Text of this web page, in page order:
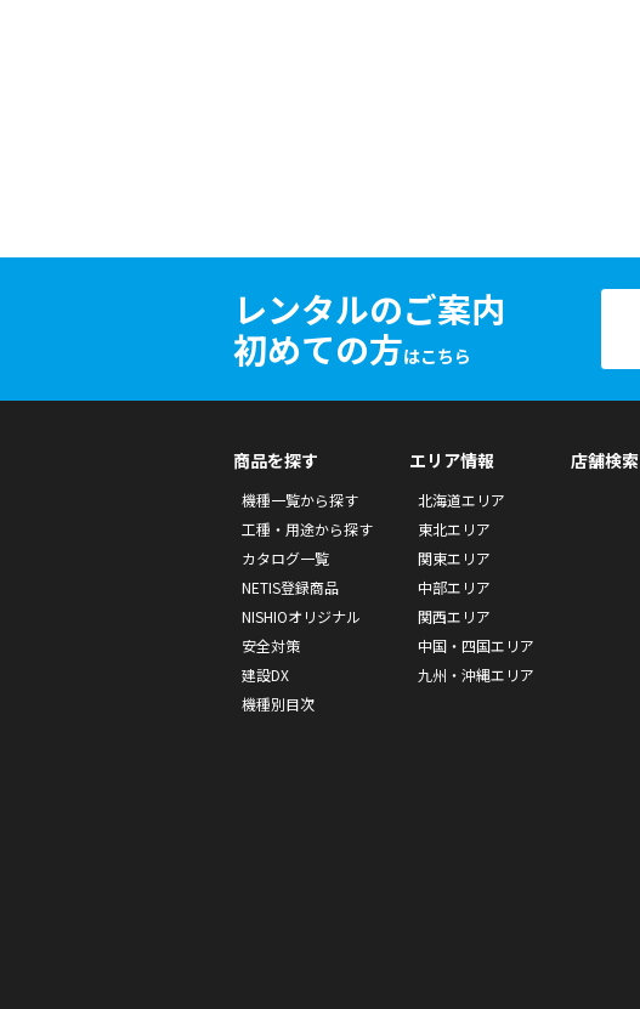
レンタルのご案内
初めての方はこちら
商品を探す
機種一覧から探す
工種・用途から探す
カタログ一覧
NETIS登録商品
NISHIOオリジナル
安全対策
建設DX
機種別目次
エリア情報
北海道エリア
東北エリア
関東エリア
中部エリア
関西エリア
中国・四国エリア
九州・沖縄エリア
店舗検索